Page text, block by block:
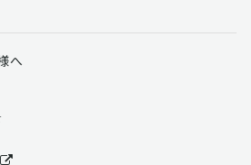
について」
人情報問合せ窓口
平日9:00 ～ 18:00）
へ